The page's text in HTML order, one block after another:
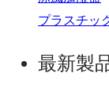
プラスチッ
最新製